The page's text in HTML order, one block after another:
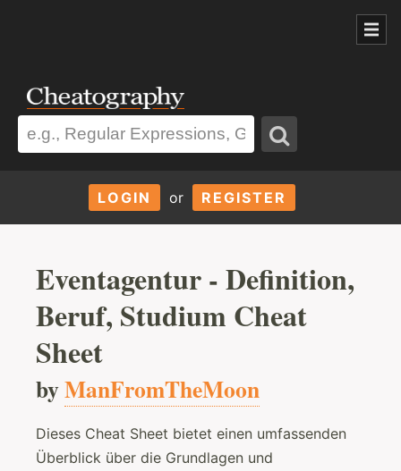
LOGIN or REGISTER
Eventagentur - Definition,
Beruf, Studium Cheat
Sheet
byManFromTheMoon
Dieses Cheat Sheet bietet einen umfassenden
Überblick über die Grundlagen und